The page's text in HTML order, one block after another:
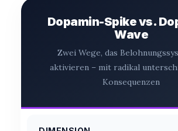
Dopamin-Spike vs.
Wave
Zwei Wege, das
aktivieren – mit radikal
Konsequenzen